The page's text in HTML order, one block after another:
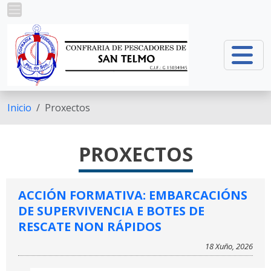
Ir o contido principal
Inicio Proxectos
PROXECTOS
ACCIÓN FORMATIVA: EMBARCACIÓNS
DE SUPERVIVENCIA E BOTES DE
RESCATE NON RÁPIDOS
18 Xuño, 2026